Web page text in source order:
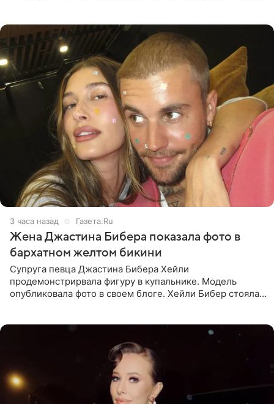
3 часа назад Газета.Ru
Жена Джастина Бибера показала фото в
бархатном желтом бикини
Супруга певца Джастина Бибера Хейли
продемонстрирвала фигуру в купальнике. Модель
опубликовала фото в своем блоге. Хейли Бибер стояла